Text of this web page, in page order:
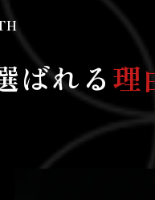
ばれる理